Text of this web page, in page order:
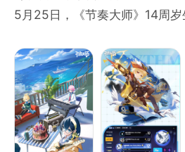
5月25日，《节奏大师》14周
音符下落式传统音乐游戏玩法
的VOS模式，游戏中针对触摸
音符，让你在游戏过程中体验
觉歌曲谱面由专业音乐团队打
保质保量！